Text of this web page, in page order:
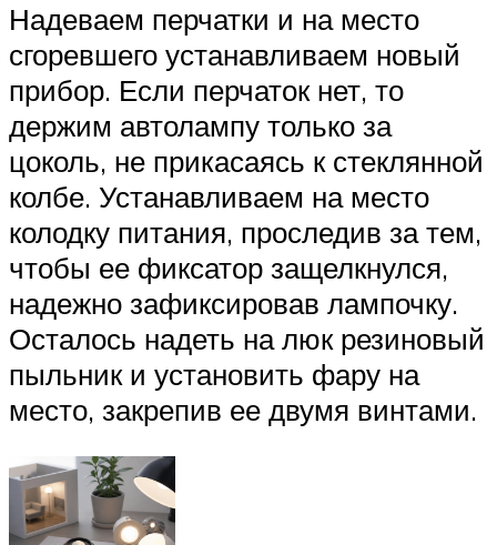
Надеваем перчатки и на место
сгоревшего устанавливаем новый
прибор. Если перчаток нет, то
держим автолампу только за
цоколь, не прикасаясь к стеклянной
колбе. Устанавливаем на место
колодку питания, проследив за тем,
чтобы ее фиксатор защелкнулся,
надежно зафиксировав лампочку.
Осталось надеть на люк резиновый
пыльник и установить фару на
место, закрепив ее двумя винтами.